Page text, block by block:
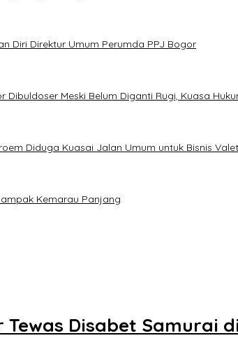
Diri Direktur Umum Perumda PPJ Bogor
Meski Belum Diganti Rugi, Kuasa
Diduga Kuasai Jalan Umum untuk Bisnis Valet
Kemarau Panjang
Tewas Disabet Samurai